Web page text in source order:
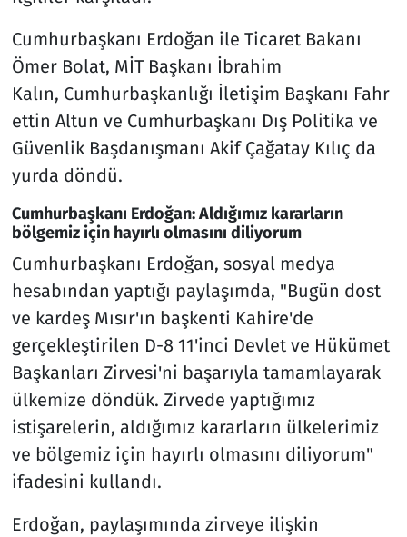
Cumhurbaşkanı Erdoğan ile Ticaret Bakanı
Ömer Bolat, MİT Başkanı İbrahim
Kalın, Cumhurbaşkanlığı İletişim Başkanı Fahr
ettin Altun ve Cumhurbaşkanı Dış Politika ve
Güvenlik Başdanışmanı Akif Çağatay Kılıç da
yurda döndü.
Cumhurbaşkanı Erdoğan: Aldığımız kararların
bölgemiz için hayırlı olmasını diliyorum
Cumhurbaşkanı Erdoğan, sosyal medya
hesabından yaptığı paylaşımda, "Bugün dost
ve kardeş Mısır'ın başkenti Kahire'de
gerçekleştirilen D-8 11'inci Devlet ve Hükümet
Başkanları Zirvesi'ni başarıyla tamamlayarak
ülkemize döndük. Zirvede yaptığımız
istişarelerin, aldığımız kararların ülkelerimiz
ve bölgemiz için hayırlı olmasını diliyorum"
ifadesini kullandı.
Erdoğan, paylaşımında zirveye ilişkin
Televizyon